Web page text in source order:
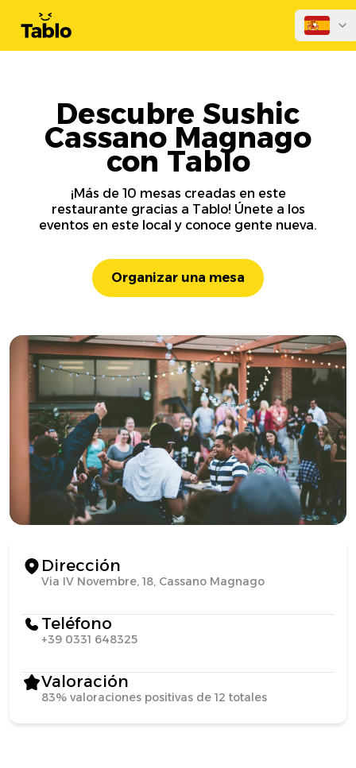
Descubre Sushic
Cassano Magnago
con Tablo
¡Más de 10 mesas creadas en este
restaurante gracias a Tablo! Únete a los
eventos en este local y conoce gente nueva.
Organizar una mesa
Dirección
Via IV Novembre, 18, Cassano Magnago
Teléfono
+39 0331 648325
Valoración
83% valoraciones positivas de 12 totales